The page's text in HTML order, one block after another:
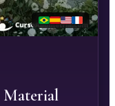
Material